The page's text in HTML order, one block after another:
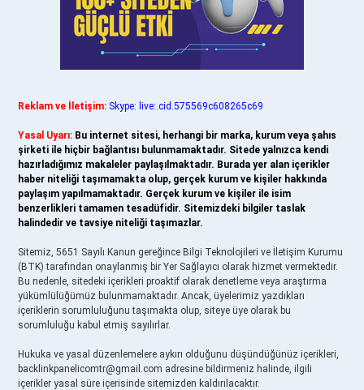
Reklam ve İletişim: Skype: live:.cid.575569c608265c69
Yasal Uyarı: Bu internet sitesi, herhangi bir marka, kurum veya şahıs
şirketi ile hiçbir bağlantısı bulunmamaktadır. Sitede yalnızca kendi
hazırladığımız makaleler paylaşılmaktadır. Burada yer alan içerikler
haber niteliği taşımamakta olup, gerçek kurum ve kişiler hakkında
paylaşım yapılmamaktadır. Gerçek kurum ve kişiler ile isim
benzerlikleri tamamen tesadüfidir. Sitemizdeki bilgiler taslak
halindedir ve tavsiye niteliği taşımazlar.
Sitemiz, 5651 Sayılı Kanun gereğince Bilgi Teknolojileri ve İletişim Kurumu
(BTK) tarafından onaylanmış bir Yer Sağlayıcı olarak hizmet vermektedir.
Bu nedenle, sitedeki içerikleri proaktif olarak denetleme veya araştırma
yükümlülüğümüz bulunmamaktadır. Ancak, üyelerimiz yazdıkları
içeriklerin sorumluluğunu taşımakta olup, siteye üye olarak bu
sorumluluğu kabul etmiş sayılırlar.
Hukuka ve yasal düzenlemelere aykırı olduğunu düşündüğünüz içerikleri,
backlinkpanelicomtr@gmail.com adresine bildirmeniz halinde, ilgili
içerikler yasal süre içerisinde sitemizden kaldırılacaktır.